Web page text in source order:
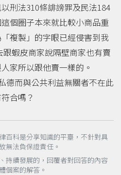
刑法310條誹謗罪及民法184
個圈子本來就比較小商品重
複製」的字眼已經侵害到我
蝦皮商家說隔壁商家也有賣
家所以跟他賣一樣的。
德而與公共利益無關者不在此
合嗎？
百科是分享知識的平臺，不針對具
無法負保證責任。
持續發展的，回覆者對回答的內容
個案的解答。